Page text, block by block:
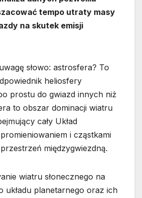
tempo utraty masy
na skutek emisji
słowo: astrosfera? To
heliosfery
prostu do gwiazd innych niż
to obszar dominacji wiatru
cały Układ
i cząstkami
międzygwiezdną.
wiatru słonecznego na
układu planetarnego oraz ich